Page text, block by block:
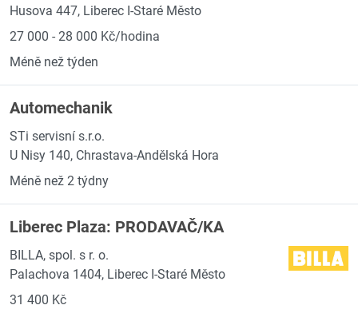
Husova 447, Liberec I-Staré Město
27 000 - 28 000 Kč/hodina
Méně než týden
Automechanik
STi servisní s.r.o.
U Nisy 140, Chrastava-Andělská Hora
Méně než 2 týdny
Liberec Plaza: PRODAVAČ/KA
BILLA, spol. s r. o.
Palachova 1404, Liberec I-Staré Město
31 400 Kč